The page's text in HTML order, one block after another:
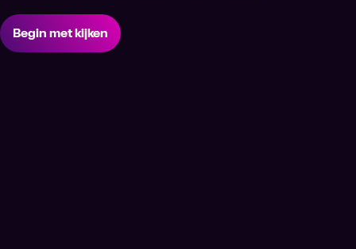
Begin met kijken